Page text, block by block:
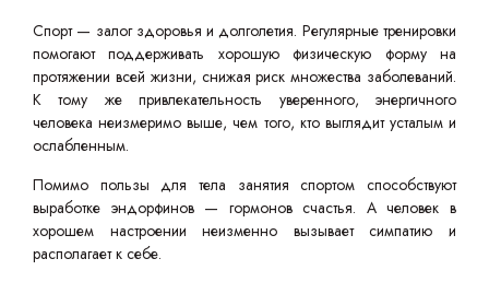
Спорт — залог здоровья и долголетия. Регулярные тренировки
помогают поддерживать хорошую физическую форму на
протяжении всей жизни, снижая риск множества заболеваний.
К тому же привлекательность уверенного, энергичного
человека неизмеримо выше, чем того, кто выглядит усталым и
ослабленным.
Помимо пользы для тела занятия спортом способствуют
выработке эндорфинов — гормонов счастья. А человек в
хорошем настроении неизменно вызывает симпатию и
располагает к себе.